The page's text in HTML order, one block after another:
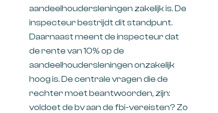
aandeelhoudersleningen zakelijk is. De
inspecteur bestrijdt dit standpunt.
Daarnaast meent de inspecteur dat
de rente van 10% op de
aandeelhoudersleningen onzakelijk
hoog is. De centrale vragen die de
rechter moet beantwoorden, zijn:
voldoet de bv aan de fbi-vereisten? Zo